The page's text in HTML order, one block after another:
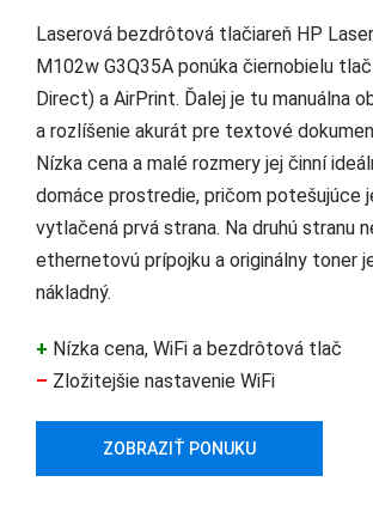
Laserová bezdrôtová tlačiareň HP
M102w G3Q35A ponúka čiernobielu
Direct) a AirPrint. Ďalej je tu manuálna
a rozlíšenie akurát pre textové
Nízka cena a malé rozmery jej činní
domáce prostredie, pričom potešujúce
vytlačená prvá strana. Na druhú stranu
ethernetovú prípojku a originálny toner
nákladný.
+ Nízka cena, WiFi a bezdrôtová tlač
– Zložitejšie nastavenie WiFi
ZOBRAZIŤ PONUKU